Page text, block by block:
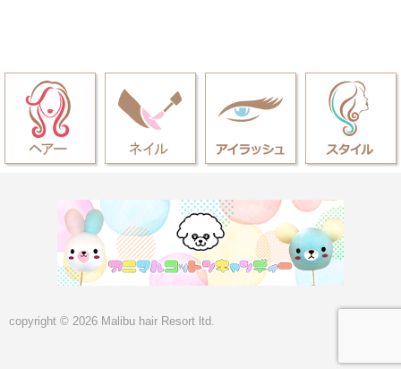
copyright © 2026 Malibu hair Resort ltd.